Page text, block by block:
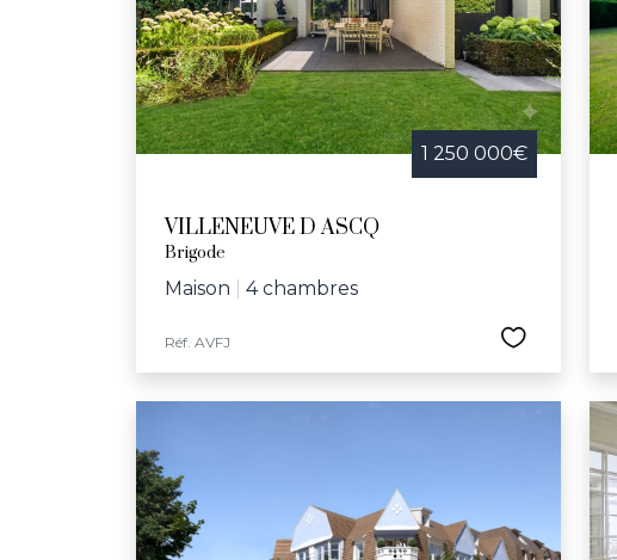
1 250 000€
VILLENEUVE D ASCQ
Brigode
Maison 4 chambres
Réf. AVFJ